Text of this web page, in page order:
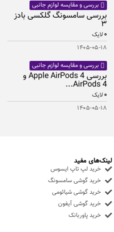
بررسی و مقایسه لوازم جانبی
بررسی سامسونگ گلکسی بادز
۳
۰لایک
۱۴۰۵-۰۵-۱۸
بررسی و مقایسه لوازم جانبی
بررسی Apple AirPods 4 و
AirPods 4...
۰لایک
۱۴۰۵-۰۵-۱۸
لینک‌های مفید
خرید لپ تاپ ایسوس
خرید گوشی سامسونگ
خرید گوشی شیائومی
خرید گوشی آیفون
خرید پاوربانک